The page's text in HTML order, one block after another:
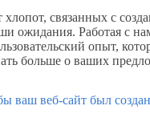
связанных с
ожидания. Работая с
опыт,
больше о ваших
ваш веб-сайт был